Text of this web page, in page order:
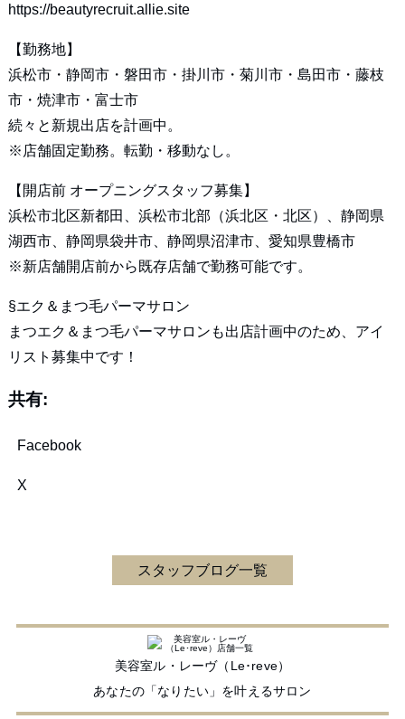
https://beautyrecruit.allie.site
【勤務地】
浜松市・静岡市・磐田市・掛川市・菊川市・島田市・藤枝
市・焼津市・富士市
続々と新規出店を計画中。
※店舗固定勤務。転勤・移動なし。
【開店前 オープニングスタッフ募集】
浜松市北区新都田、浜松市北部（浜北区・北区）、静岡県
湖西市、静岡県袋井市、静岡県沼津市、愛知県豊橋市
※新店舗開店前から既存店舗で勤務可能です。
§エク＆まつ毛パーマサロン
まつエク＆まつ毛パーマサロンも出店計画中のため、アイ
リスト募集中です！
共有:
Facebook
X
スタッフブログ一覧
美容室ル・レーヴ（Le･reve）
あなたの「なりたい」を叶えるサロン